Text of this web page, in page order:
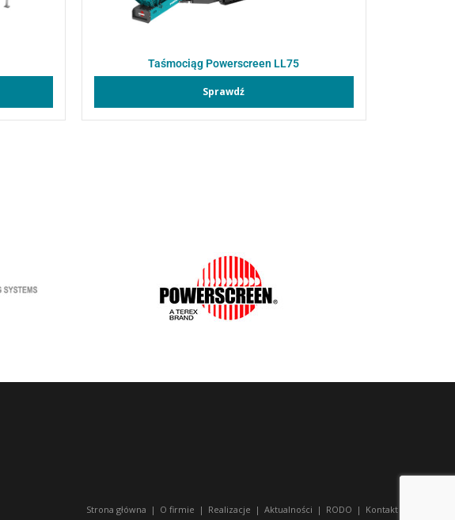
Taśmociąg Powerscreen LL75
Sprawdź
Strona główna O firmie Realizacje Aktualności RODO Kontakt